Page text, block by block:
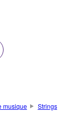
musique
Strings